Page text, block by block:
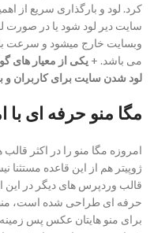
کرد. لود و بارگذاری سریع از
سایت دیر لود شود یا در صورت
وبسایت خارج میشود و سرعت
می باشد. + یکی از معیار های
لود شدن سایت برای کاربران و
مگا منو حرفه ای با
امروزه مگا منو را در اکثر
حرفه ای طراحی شده است،
برای منو هایتان عکس پس